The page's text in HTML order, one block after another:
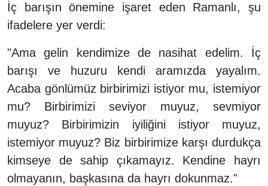
İç barışın önemine işaret eden Ramanlı, şu
ifadelere yer verdi:
"Ama gelin kendimize de nasihat edelim. İç
barışı ve huzuru kendi aramızda yayalım.
Acaba gönlümüz birbirimizi istiyor mu, istemiyor
mu? Birbirimizi seviyor muyuz, sevmiyor
muyuz? Birbirimizin iyiliğini istiyor muyuz,
istemiyor muyuz? Biz birbirimize karşı durdukça
kimseye de sahip çıkamayız. Kendine hayrı
olmayanın, başkasına da hayrı dokunmaz."